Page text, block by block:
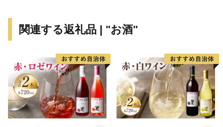
寄附者様からいただいた個人情報は、都城市が責任をも
はございません。
寄附者様からいただいた個人情報は、商品の発送とご連
絡、いただいたふるさと納税の使い道に関する報告、都
城市が主催・出展するふるさと納税関連イベント情報の
提供、都城市のふるさと納税に関する情報提供のため、
関連する返礼品 | "お酒"